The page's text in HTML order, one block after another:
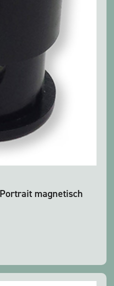
magnetisch